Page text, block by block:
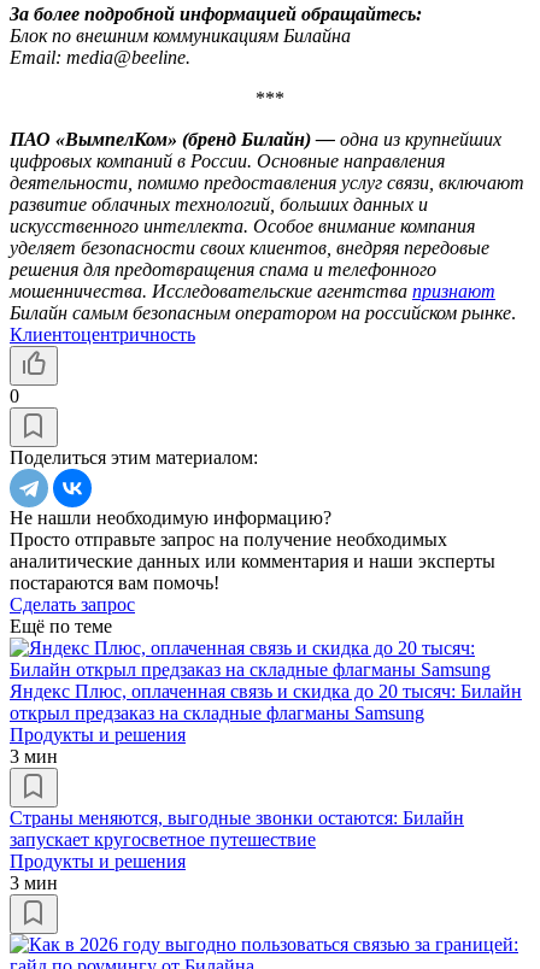
За более подробной информацией обращайтесь:
Блок по внешним коммуникациям Билайна
Email: media@beeline.
***
ПАО «ВымпелКом» (бренд Билайн) — одна из крупнейших
цифровых компаний в России. Основные направления
деятельности, помимо предоставления услуг связи, включают
развитие облачных технологий, больших данных и
искусственного интеллекта. Особое внимание компания
уделяет безопасности своих клиентов, внедряя передовые
решения для предотвращения спама и телефонного
мошенничества. Исследовательские агентства признают
Билайн самым безопасным оператором на российском рынке.
Клиентоцентричность
0
Поделиться этим материалом:
Не нашли необходимую информацию?
Просто отправьте запрос на получение необходимых
аналитические данных или комментария и наши эксперты
постараются вам помочь!
Сделать запрос
Ещё по теме
Яндекс Плюс, оплаченная связь и скидка до 20 тысяч: Билайн
открыл предзаказ на складные флагманы Samsung
Продукты и решения
3 мин
Страны меняются, выгодные звонки остаются: Билайн
запускает кругосветное путешествие
Продукты и решения
3 мин